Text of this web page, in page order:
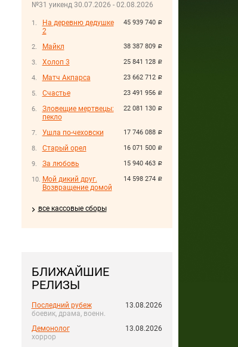
№31 уикенд 30.07.2026 - 02.08.2026
45 939 740 руб.
На деревню дедушке
2
38 387 809 руб.
Майкл
25 841 128 руб.
Холоп 3
23 662 712 руб.
Матч Акпарса
23 491 956 руб.
Счастье
22 081 130 руб.
Зловещие мертвецы:
пекло
17 746 088 руб.
Ушла по-чеховски
16 071 500 руб.
Старый орел
15 940 463 руб.
За любовь
14 598 274 руб.
Мой дикий друг.
Возвращение домой
все кассовые сборы
БЛИЖАЙШИЕ
РЕЛИЗЫ
Последний рубеж
боевик, драма, военн.
13.08.2026
Демонолог
хоррор
13.08.2026